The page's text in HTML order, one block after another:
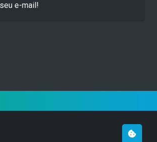
seu e-mail!